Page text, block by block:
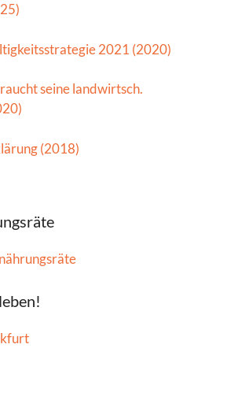
2021 (2020)
seine landwirtsch.
(2018)